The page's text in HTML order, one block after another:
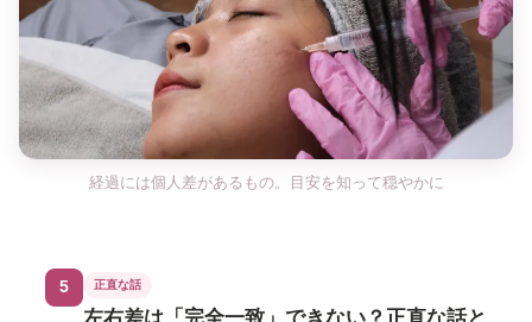
経過には個人差があるもの。目安を知って穏やかに
5 正直な話